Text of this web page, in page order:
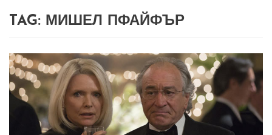
TAG: МИШЕЛ ПФАЙФЪР